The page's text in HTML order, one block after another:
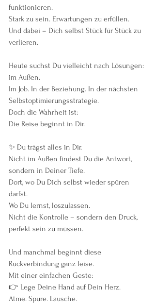
funktionieren.
Stark zu sein. Erwartungen zu erfüllen.
Und dabei – Dich selbst Stück für Stück zu
verlieren.
Heute suchst Du vielleicht nach Lösungen:
im Außen.
Im Job. In der Beziehung. In der nächsten
Selbstoptimierungsstrategie.
Doch die Wahrheit ist:
Die Reise beginnt in Dir.
✨ Du trägst alles in Dir.
Nicht im Außen findest Du die Antwort,
sondern in Deiner Tiefe.
Dort, wo Du Dich selbst wieder spüren
darfst.
Wo Du lernst, loszulassen.
Nicht die Kontrolle – sondern den Druck,
perfekt sein zu müssen.
Und manchmal beginnt diese
Rückverbindung ganz leise.
Mit einer einfachen Geste:
👉 Lege Deine Hand auf Dein Herz.
Atme. Spüre. Lausche.